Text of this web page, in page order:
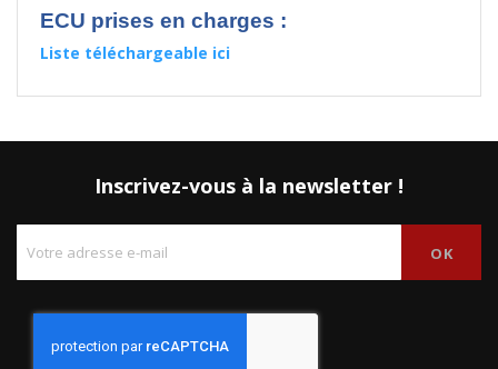
ECU prises en charges :
Liste téléchargeable ici
Inscrivez-vous à la newsletter !